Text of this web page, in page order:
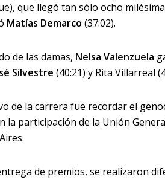
que llegó tan sólo ocho
Matías Demarco (37:02).
de las damas, Nelsa Valenzuela
Silvestre (40:21) y Rita Villarreal
de la carrera fue recordar el
la participación de la Unión
de premios, se realizaron